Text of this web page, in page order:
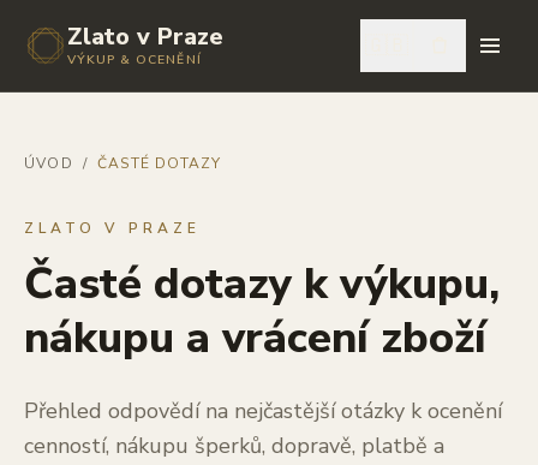
Zlato v Praze
VÝKUP & OCENĚNÍ
ÚVOD / ČASTÉ DOTAZY
ZLATO V PRAZE
Časté dotazy k výkupu,
nákupu a vrácení zboží
Přehled odpovědí na nejčastější otázky k ocenění
cenností, nákupu šperků, dopravě, platbě a